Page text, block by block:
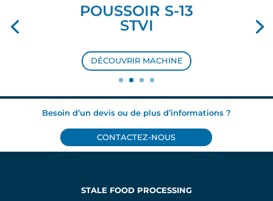
POUSSOIR S-13
STVI
DÉCOUVRIR MACHINE
Besoin d’un devis ou de plus d’informations ?
CONTACTEZ-NOUS
STALE FOOD PROCESSING